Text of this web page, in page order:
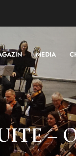
MEDIA
–